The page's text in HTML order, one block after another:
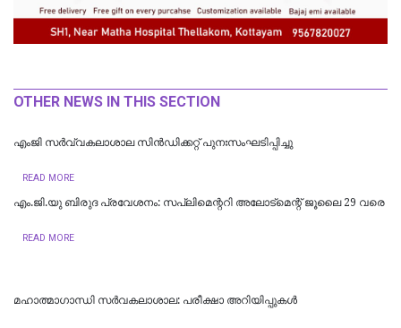
OTHER NEWS IN THIS SECTION
എംജി സർവ്വകലാശാല സിൻഡിക്കറ്റ് പുനഃസംഘടിപ്പിച്ചു
READ MORE
എം.ജി.യു ബിരുദ പ്രവേശനം: സപ്ലിമെന്ററി അലോട്മെന്റ് ജൂലൈ 29 വരെ
READ MORE
മഹാത്മാഗാന്ധി സർവകലാശാല: പരീക്ഷാ അറിയിപ്പുകൾ